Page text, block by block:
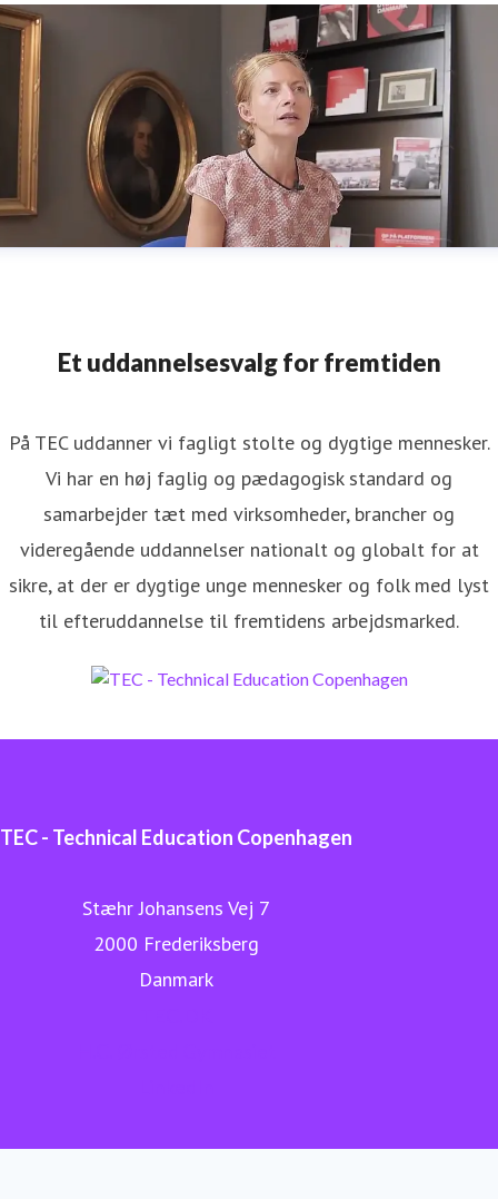
Et uddannelsesvalg for fremtiden
På TEC uddanner vi fagligt stolte og dygtige mennesker.
Vi har en høj faglig og pædagogisk standard og
samarbejder tæt med virksomheder, brancher og
videregående uddannelser nationalt og globalt for at
sikre, at der er dygtige unge mennesker og folk med lyst
til efteruddannelse til fremtidens arbejdsmarked.
TEC - Technical Education Copenhagen
Stæhr Johansens Vej 7
2000 Frederiksberg
Danmark